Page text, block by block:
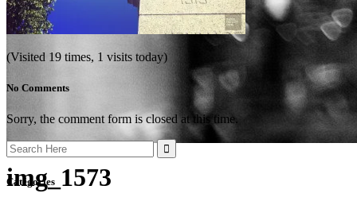
img_1573
(Visited 19 times, 1 visits today)
No Comments
Sorry, the comment form is closed at this time.
Search
for:
Catégories